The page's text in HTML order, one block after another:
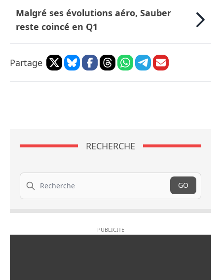
Malgré ses évolutions aéro, Sauber
reste coincé en Q1
Partage
RECHERCHE
Recherche
GO